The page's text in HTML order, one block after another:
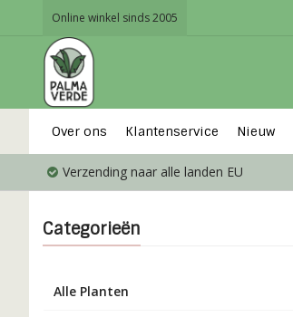
Online winkel sinds 2005
Over ons Klantenservice Nieuw
Verzending naar alle landen EU
Categorieën
Alle Planten